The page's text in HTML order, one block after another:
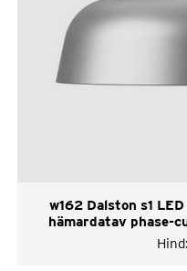
w162 Dalston s1
hämardatav phase-
Hind: